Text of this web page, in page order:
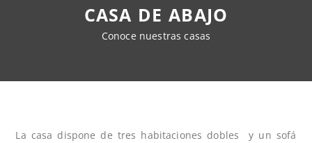
CASA DE ABAJO
Conoce nuestras casas
La casa dispone de tres habitaciones dobles y un sofá